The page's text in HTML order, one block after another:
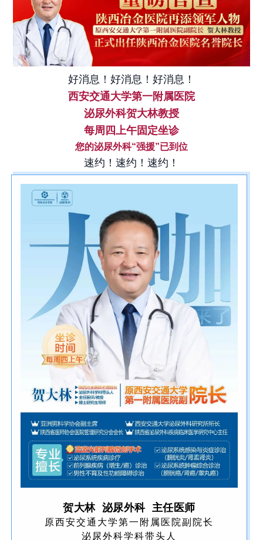
好消息！ 好消息！ 好消息！
西安交通大学第一附属医院
泌尿外科贺大林教授
每周四上午固定坐诊
您的泌尿外科“强援”已到位
速约！ 速约！ 速约！
贺大林泌尿外科 主任医师
原西安交通大学第一附属医院副院长
泌尿外科学科带头人